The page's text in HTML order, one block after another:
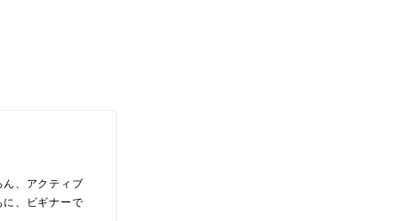
、アクティブ
、ビギナーで